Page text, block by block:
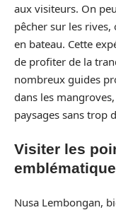
aux visiteurs. On
pêcher sur les
en bateau. Cette
de profiter de la
nombreux guides
dans les
paysages sans trop
Visiter les
Nusa Lembongan,